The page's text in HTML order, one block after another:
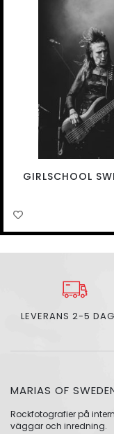
GIRLSCHOOL
LEVERANS 2-5
MARIAS OF
Rockfotografier på
väggar och inredning.